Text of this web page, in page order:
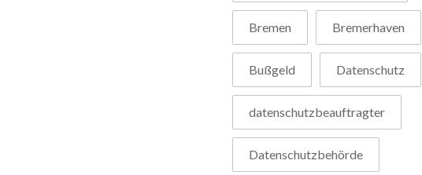
Bremen Bremerhaven
Bußgeld Datenschutz
datenschutzbeauftragter
Datenschutzbehörde